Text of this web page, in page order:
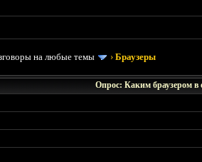
на любые темы ›Браузеры
Опрос: Каким браузером в